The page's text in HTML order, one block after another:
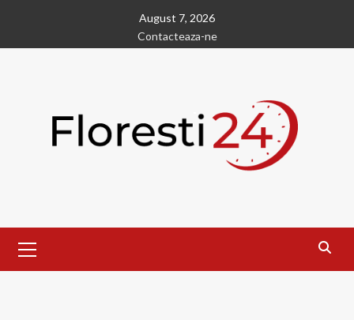
content
August 7, 2026
Contacteaza-ne
Menu